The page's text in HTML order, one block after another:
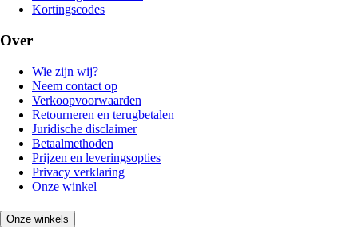
Kortingscodes
Over
Wie zijn wij?
Neem contact op
Verkoopvoorwaarden
Retourneren en terugbetalen
Juridische disclaimer
Betaalmethoden
Prijzen en leveringsopties
Privacy verklaring
Onze winkel
Onze winkels